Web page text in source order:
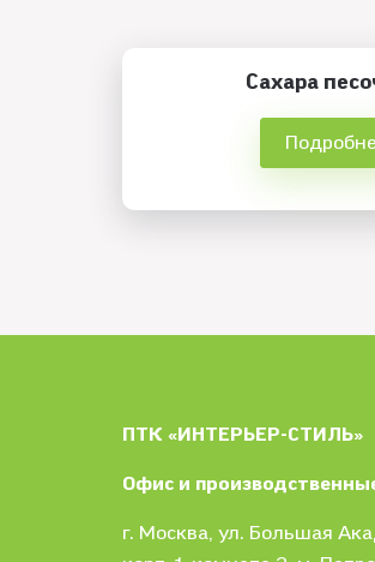
Сахара
ПТК «ИНТЕРЬЕР-СТИЛЬ»
Офис и
г. Москва, ул. Большая